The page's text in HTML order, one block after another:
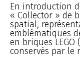
En introduction
« Collector » de
spatial,
emblématiques
en briques
conservés par le